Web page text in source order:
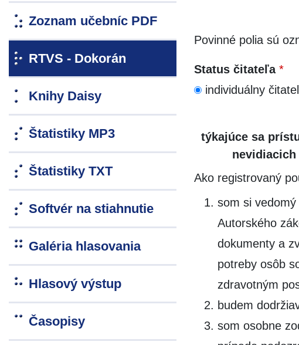
Zoznam učebníc PDF
RTVS - Dokorán
Knihy Daisy
Štatistiky MP3
Štatistiky TXT
Softvér na stiahnutie
Galéria hlasovania
Hlasový výstup
Časopisy
Povinné polia sú
Status čitateľa *
individuálny
týkajúce sa
nevidiacich
Ako registrovaný
som si
Autorského
dokumenty a
potreby osôb
zdravotným
budem
som osobne